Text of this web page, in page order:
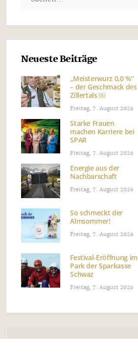
Neueste Beiträge
„Meisterwurz 0,0 %“
– der Geschmack des
Zillertals ￼
Freitag, 7. August 2026
Starke Frauen
machen Karriere bei
SPAR
Freitag, 7. August 2026
Energie aus der
Nachbarschaft
Freitag, 7. August 2026
So schmeckt der
Almsommer!
Freitag, 7. August 2026
Festival-Eröffnung im
Park der Sparkasse
Schwaz
Freitag, 7. August 2026